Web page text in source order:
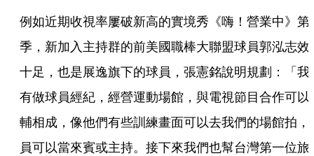
例如近期收視率屢破新高的實境秀《嗨！營業中》第
季，新加入主持群的前美國職棒大聯盟球員郭泓志效
十足，也是展逸旗下的球員，張憲銘說明規劃：「我
有做球員經紀，經營運動場館，與電視節目合作可以
輔相成，像他們有些訓練畫面可以去我們的場館拍，
員可以當來賓或主持。接下來我們也幫台灣第一位旅